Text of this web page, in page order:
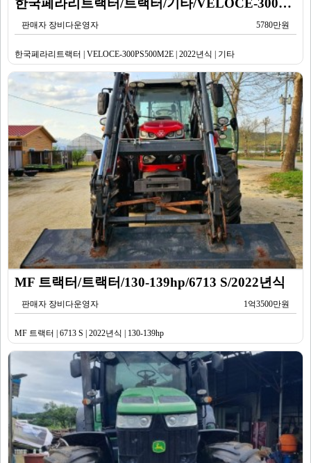
한국페라리트랙터/트랙터/기타/VELOCE-300PS500M2E/2022년식
판매자 장비다운영자 5780만원
한국페라리트랙터 | VELOCE-300PS500M2E | 2022년식 | 기타
MF 트랙터/트랙터/130-139hp/6713 S/2022년식
판매자 장비다운영자 1억3500만원
MF 트랙터 | 6713 S | 2022년식 | 130-139hp